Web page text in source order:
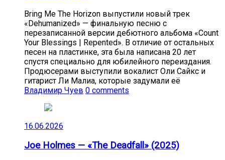
Bring Me The Horizon выпустили новый трек
«Dehumanized» — финальную песню с
перезаписанной версии дебютного альбома «Count
Your Blessings | Repented». В отличие от остальных
песен на пластинке, эта была написана 20 лет
спустя специально для юбилейного переиздания.
Продюсерами выступили вокалист Оли Сайкс и
гитарист Ли Малиа, которые задумали её
Владимир Чуев 0 comments
16.06.2026
Joe Holmes — «The Deadfall» (2025)